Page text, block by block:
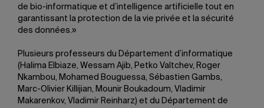
de bio-informatique et d’intelligence artificielle tout en
garantissant la protection de la vie privée et la sécurité
des données.»
Plusieurs professeurs du Département d’informatique
(Halima Elbiaze, Wessam Ajib, Petko Valtchev, Roger
Nkambou, Mohamed Bouguessa, Sébastien Gambs,
Marc-Olivier Killijian, Mounir Boukadoum, Vladimir
Makarenkov, Vladimir Reinharz) et du Département de